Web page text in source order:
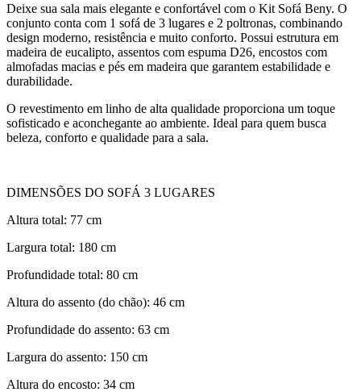
Deixe sua sala mais elegante e confortável com o Kit Sofá Beny. O
conjunto conta com 1 sofá de 3 lugares e 2 poltronas, combinando
design moderno, resistência e muito conforto. Possui estrutura em
madeira de eucalipto, assentos com espuma D26, encostos com
almofadas macias e pés em madeira que garantem estabilidade e
durabilidade.
O revestimento em linho de alta qualidade proporciona um toque
sofisticado e aconchegante ao ambiente. Ideal para quem busca
beleza, conforto e qualidade para a sala.
DIMENSÕES DO SOFÁ 3 LUGARES
Altura total: 77 cm
Largura total: 180 cm
Profundidade total: 80 cm
Altura do assento (do chão): 46 cm
Profundidade do assento: 63 cm
Largura do assento: 150 cm
Altura do encosto: 34 cm